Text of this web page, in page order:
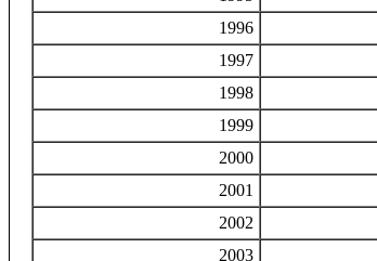
1996
1997
1998
1999
2000
2001
2002
2003